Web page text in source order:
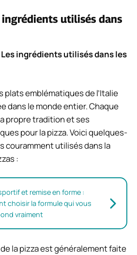
utilisés dans
ingrédients utilisés dans les
plats emblématiques de l’Italie
dans le monde entier. Chaque
propre tradition et ses
pour la pizza. Voici quelques-
couramment utilisés dans la
:
et remise en forme :
choisir la formule qui vous
vraiment
de la pizza est généralement faite